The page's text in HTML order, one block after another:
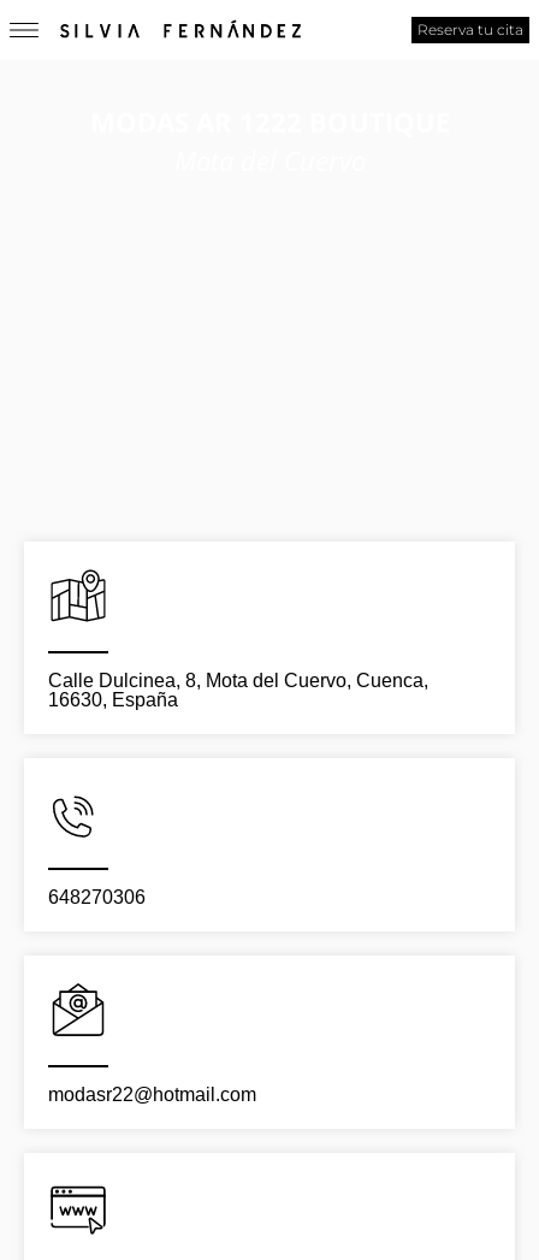
Reserva tu cita
Calle Dulcinea, 8, Mota del Cuervo, Cuenca,
16630, España
648270306
modasr22@hotmail.com